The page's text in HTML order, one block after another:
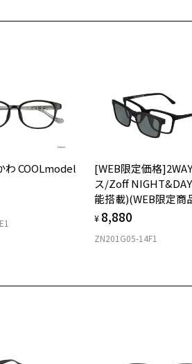
商品詳細ページへ
お気に入りに追加済です。
お気に入りリストはこちら
Flexible(ビジネス)
15F1/フレームカラー：シルバー(マッ
ログインして申し込む
はZoffオンラインストアで取り扱っている商品が対象とな
わ COOLmodel
[WEB限定価格
ス/Zoff
能搭載)(WEB限定商
¥ 8,880
ZN201G05-14F1